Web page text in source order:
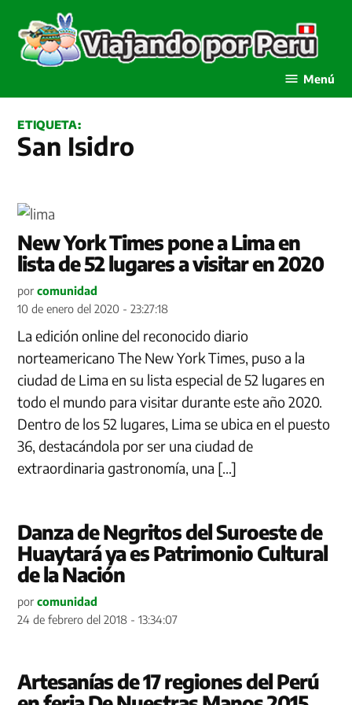
contenido
Menú
ETIQUETA:
San Isidro
New York Times pone a Lima en
lista de 52 lugares a visitar en 2020
por comunidad
10 de enero del 2020 - 23:27:18
La edición online del reconocido diario
norteamericano The New York Times, puso a la
ciudad de Lima en su lista especial de 52 lugares en
todo el mundo para visitar durante este año 2020.
Dentro de los 52 lugares, Lima se ubica en el puesto
36, destacándola por ser una ciudad de
extraordinaria gastronomía, una […]
Danza de Negritos del Suroeste de
Huaytará ya es Patrimonio Cultural
de la Nación
por comunidad
24 de febrero del 2018 - 13:34:07
Artesanías de 17 regiones del Perú